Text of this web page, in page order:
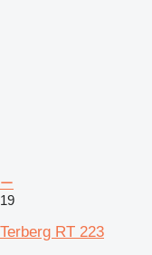
ー
19
Terberg RT 223